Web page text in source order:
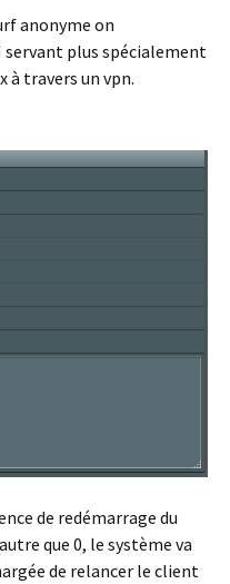
anonyme on
servant plus spécialement
à travers un vpn.
de redémarrage du
que 0, le système va
de relancer le client